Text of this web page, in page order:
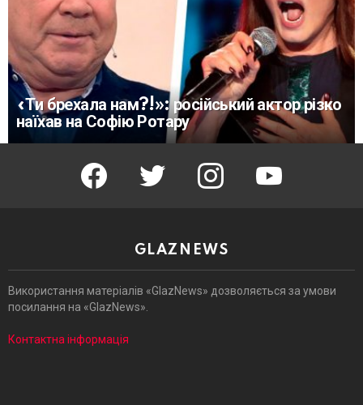
«Ти брехала нам?!»: російський актор різко
наїхав на Софію Ротару
facebook twitter instagram youtube
GLAZNEWS
Використання матеріалів «GlazNews» дозволяється за умови
посилання на «GlazNews».
Контактна інформація